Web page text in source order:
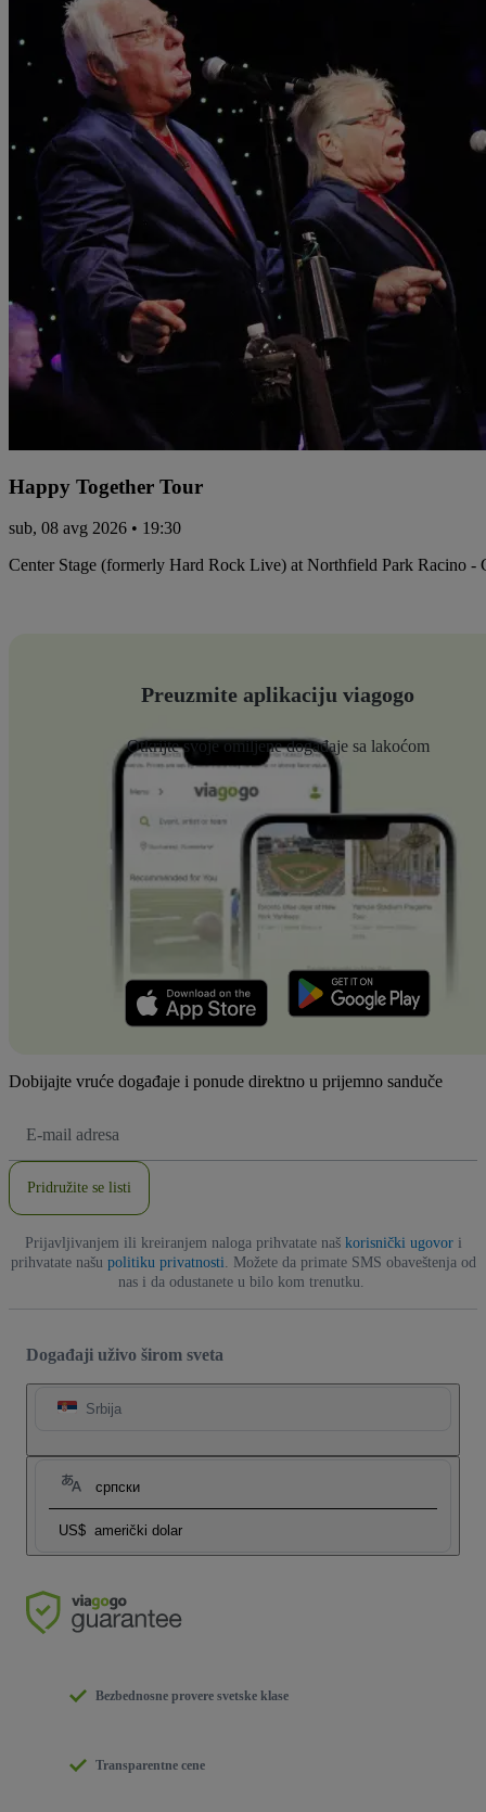
Happy Together Tour
sub, 08 avg 2026 • 19:30
Center Stage (formerly Hard Rock Live) at Northfield Park Racino -
Preuzmite aplikaciju viagogo
Otkrijte svoje omiljene događaje sa lakoćom
Dobijajte vruće događaje i ponude direktno u prijemno sanduče
mail
Pridružite se listi
Prijavljivanjem ili kreiranjem naloga prihvatate naš korisnički ugovori
prihvatate našu politiku privatnosti. Možete da primate SMS obaveštenja od
nas i da odustanete u bilo kom trenutku.
Događaji uživo širom sveta
Srbija
српски
US$ američki dolar
Bezbednosne provere svetske klase
Transparentne cene